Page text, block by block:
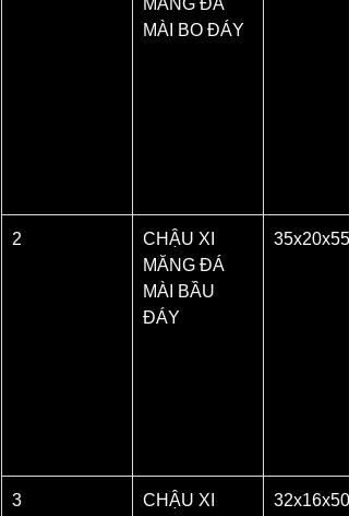
MÀI BO ĐÁY
2
CHẬU XI
MĂNG ĐÁ
MÀI BẦU
ĐÁY
35x20x55
3
CHẬU XI
32x16x50